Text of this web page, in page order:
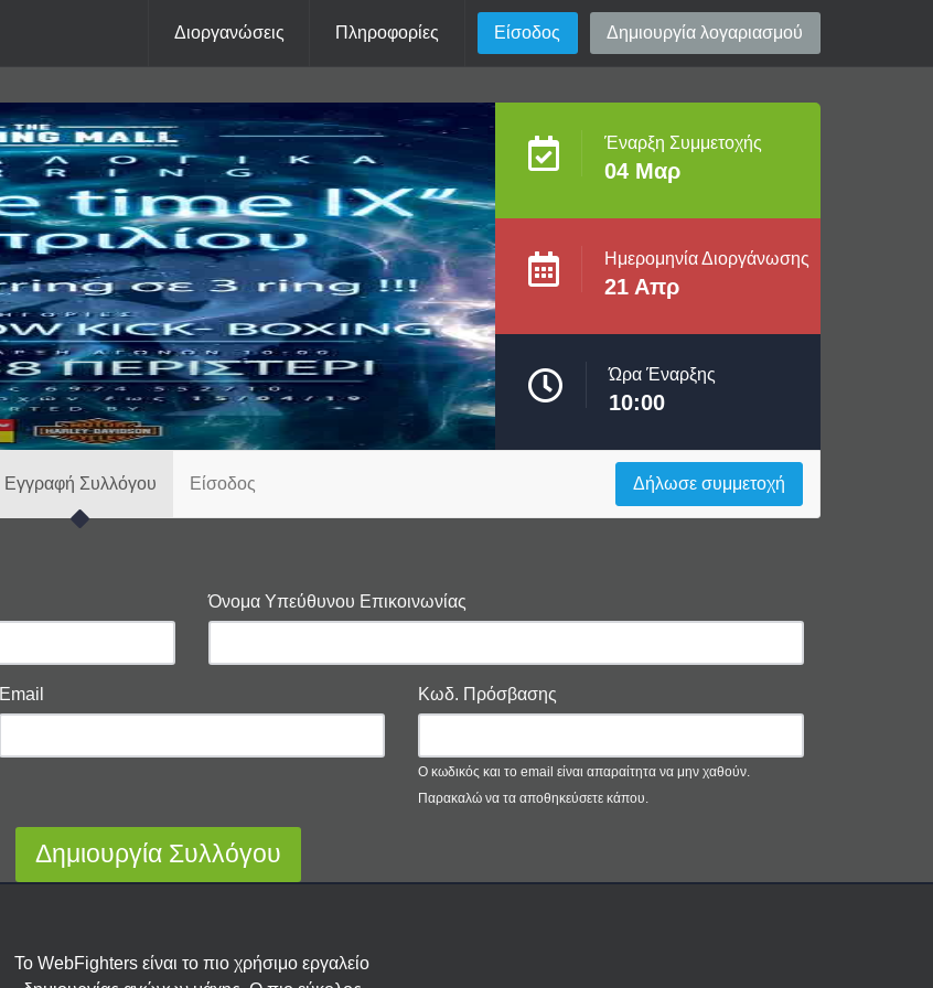
Διοργανώσεις Πληροφορίες Είσοδος Δημιουργία λογαριασμού
Έναρξη Συμμετοχής
04 Μαρ
Ημερομηνία Διοργάνωσης
21 Απρ
Ώρα Έναρξης
10:00
Δήλωσε συμμετοχή
Εγγραφή Συλλόγου Είσοδος
Όνομα Υπεύθυνου Επικοινωνίας
Email Κωδ. Πρόσβασης
Ο κωδικός και το email είναι απαραίτητα να μην χαθούν.
Παρακαλώ να τα αποθηκεύσετε κάπου.
Δημιουργία Συλλόγου
Το WebFighters είναι το πιο χρήσιμο εργαλείο